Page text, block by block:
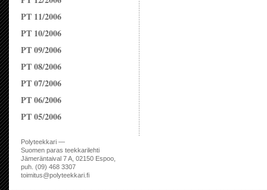
PT 11/2006
PT 10/2006
PT 09/2006
PT 08/2006
PT 07/2006
PT 06/2006
PT 05/2006
Polyteekkari —
Suomen paras teekkarilehti
Jämeräntaival 7 A, 02150 Espoo,
puh. (09) 468 3307
toimitus@polyteekkari.fi